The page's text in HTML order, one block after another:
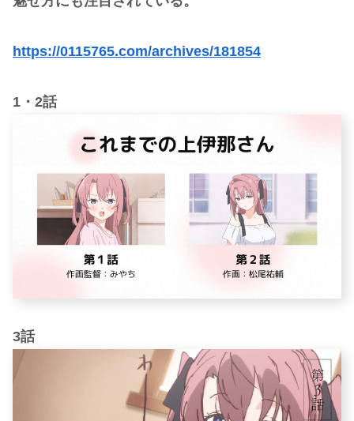
https://0115765.com/archives/181854
1・2話
3話